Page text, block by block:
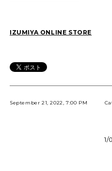
IZUMIYA ONLINE STORE
September 21, 2022, 7:00 PM
1/0